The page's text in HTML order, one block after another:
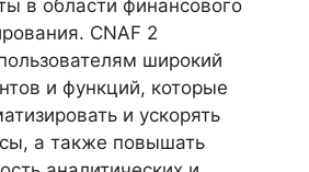
в области финансового
CNAF 2
широкий
и функций, которые
и ускорять
а также повышать